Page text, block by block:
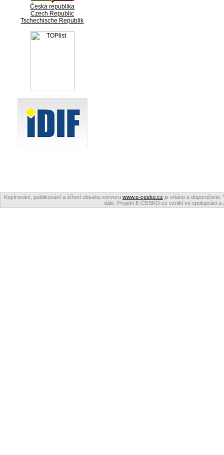
Česká republika
Czech Republic
Tschechische Republik
Kopírování, publikování a šíření obsahu serveru www.e-cesko.cz je vítáno a doporučeno.
dále. Projekt E-ČESKO.cz vznikl ve spolupráci